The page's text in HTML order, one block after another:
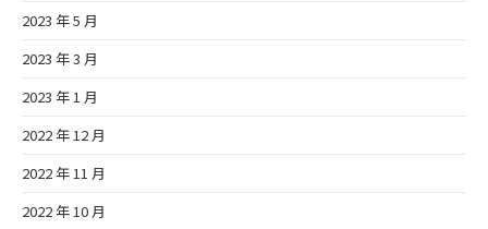
2023 年 5 月
2023 年 3 月
2023 年 1 月
2022 年 12 月
2022 年 11 月
2022 年 10 月